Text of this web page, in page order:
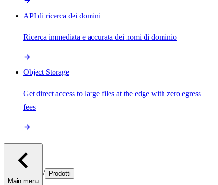
API di ricerca dei domini
Ricerca immediata e accurata dei nomi di dominio
Object Storage
Get direct access to large files at the edge with zero egress
fees
Main menu
/ Prodotti